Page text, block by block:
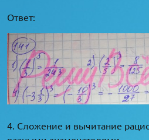
Ответ:
4. Сложение и вычитание